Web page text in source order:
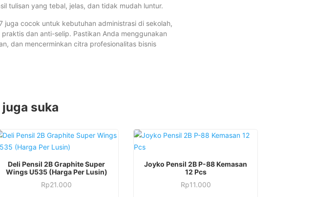
tulisan yang tebal, jelas, dan tidak mudah luntur.
juga cocok untuk kebutuhan administrasi di sekolah,
dan anti-selip. Pastikan Anda menggunakan
dan mencerminkan citra profesionalitas bisnis
suka
Deli Pensil 2B Graphite Super
Wings U535 (Harga Per Lusin)
Rp21.000
Joyko Pensil 2B P-88 Kemasan
12 Pcs
Rp11.000